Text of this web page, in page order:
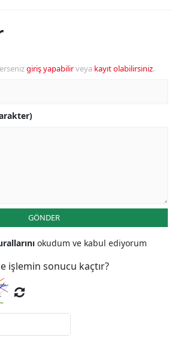
giriş yapabilirveya kayıt olabilirsiniz.
GÖNDER
okudum ve kabul ediyorum
işlemin sonucu kaçtır?